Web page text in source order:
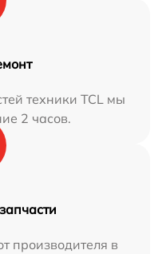
техники TCL мы
2 часов.
производителя в